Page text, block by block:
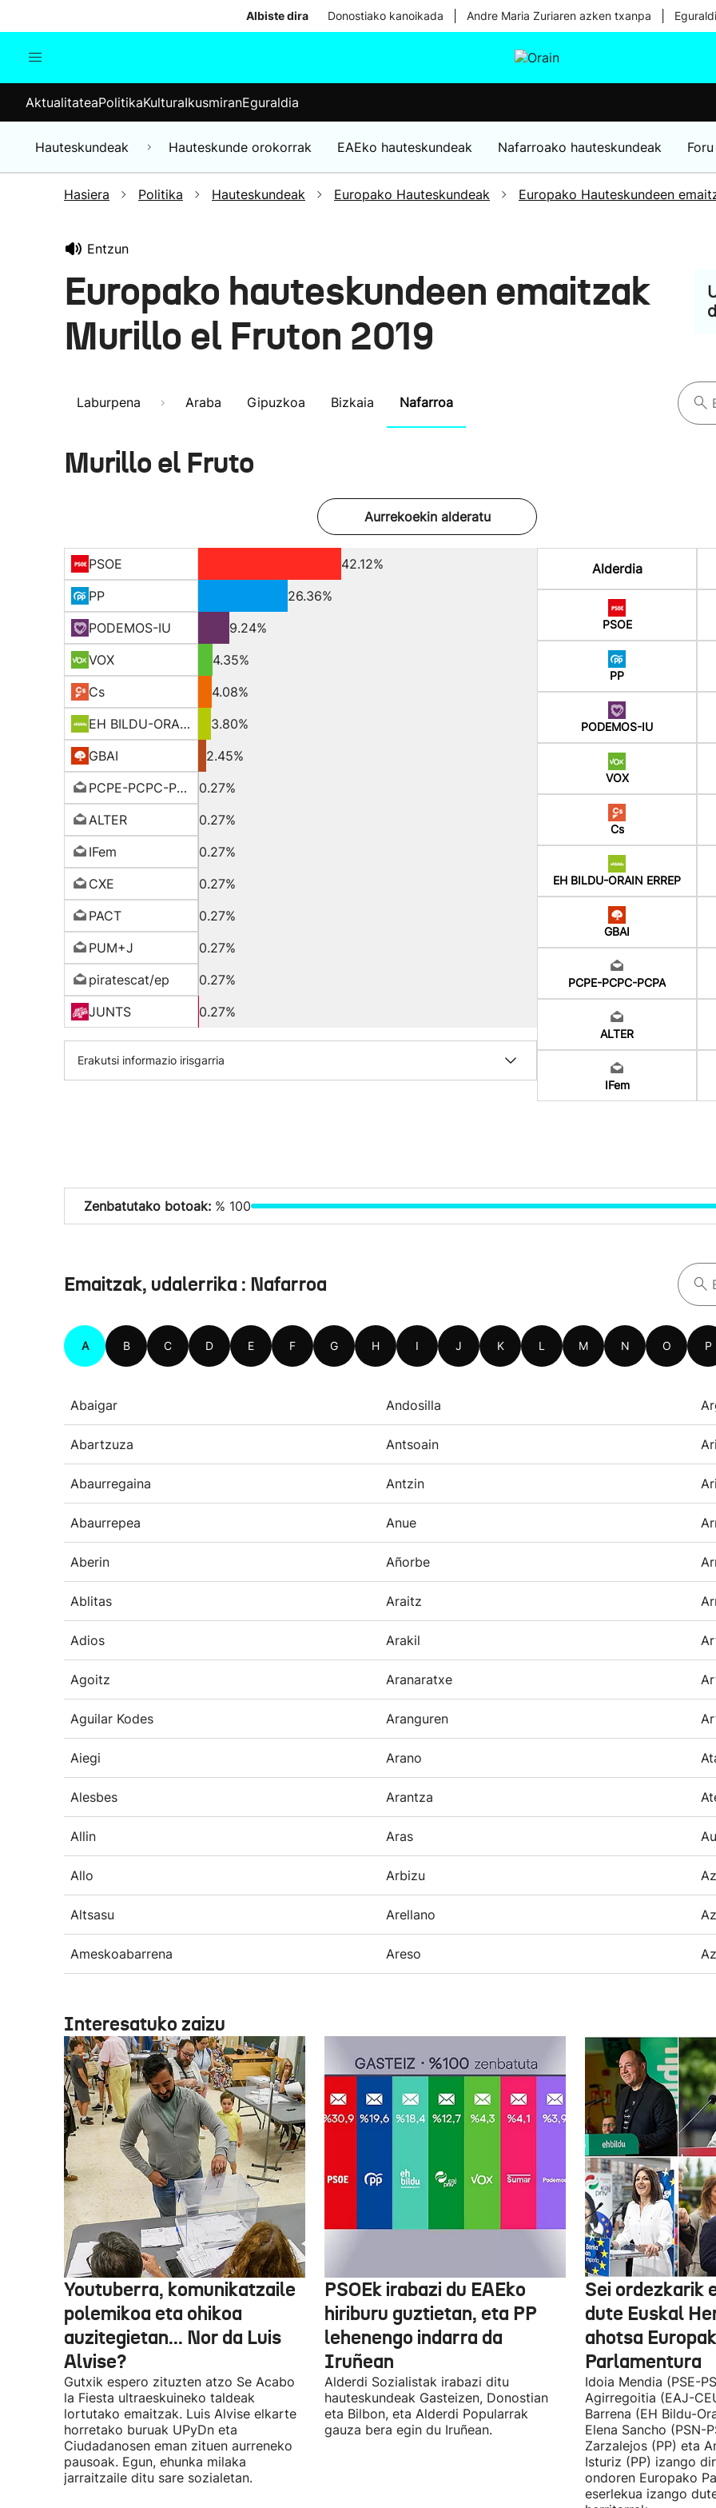
Albiste dira Donostiako kanoikada Andre Maria Zuriaren azken txanpa
Munduko albisteak
Hauteskundeak
AktualitateaPolitikaKulturaIkusmiranEguraldia
Hauteskundeak Hauteskunde orokorrak EAEko hauteskundeak Nafarroako hauteskundeak
Hasiera Politika Hauteskundeak Europako Hauteskundeak Europako Hauteskundeen
Entzun
Europako hauteskundeen emaitzak
Murillo el Fruton 2019
Laburpena Araba Gipuzkoa Bizkaia Nafarroa
Murillo el Fruto
Aurrekoekin alderatu
PSOE
42.12%
PP
26.36%
PODEMOS-IU
9.24%
VOX
4.35%
Cs
4.08%
EH BILDU-ORAIN ERREP
3.80%
GBAI
2.45%
PCPE-PCPC-PCPA
0.27%
ALTER
0.27%
IFem
0.27%
CXE
0.27%
PACT
0.27%
PUM+J
0.27%
piratescat/ep
0.27%
JUNTS
0.27%
Erakutsi informazio irisgarria
Alderdia
PSOE
PP
PODEMOS-IU
VOX
Cs
EH BILDU-ORAIN ERREP
GBAI
PCPE-PCPC-PCPA
ALTER
IFem
Zenbatutako botoak: % 100
Emaitzak, udalerrika : Nafarroa
A B C D E F G H I J K L M N O P
Abaigar Andosilla
Abartzuza Antsoain
Abaurregaina Antzin
Abaurrepea Anue
Aberin Añorbe
Ablitas Araitz
Adios Arakil
Agoitz Aranaratxe
Aguilar Kodes Aranguren
Aiegi Arano
Alesbes Arantza
Allin Aras
Allo Arbizu
Altsasu Arellano
Ameskoabarrena Areso
Interesatuko zaizu
Youtuberra, komunikatzaile
polemikoa eta ohikoa
auzitegietan... Nor da Luis
Alvise?
Gutxik espero zituzten atzo Se Acabo
la Fiesta ultraeskuineko taldeak
lortutako emaitzak. Luis Alvise elkarte
horretako buruak UPyDn eta
Ciudadanosen eman zituen aurreneko
pausoak. Egun, ehunka milaka
jarraitzaile ditu sare sozialetan.
PSOEk irabazi du EAEko
hiriburu guztietan, eta PP
lehenengo indarra da
Iruñean
Alderdi Sozialistak irabazi ditu
hauteskundeak Gasteizen, Donostian
eta Bilbon, eta Alderdi Popularrak
gauza bera egin du Iruñean.
Sei ordezkarik
dute Euskal
ahotsa
Parlamentura
Idoia Mendia (PSE-
Agirregoitia (EAJ-
Barrena (EH Bildu-
Elena Sancho (PSN-
Zarzalejos (PP) eta
Isturiz (PP) izango
ondoren Europako
eserlekua izango